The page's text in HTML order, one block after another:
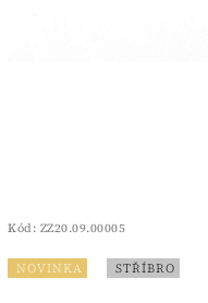
Kód: ZZ20.09.00005
NOVINKA STŘÍBRO